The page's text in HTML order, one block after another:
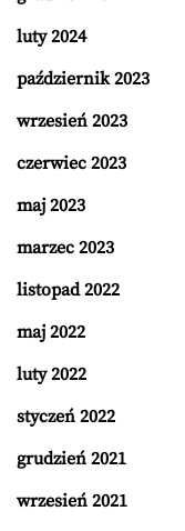
luty 2024
październik 2023
wrzesień 2023
czerwiec 2023
maj 2023
marzec 2023
listopad 2022
maj 2022
luty 2022
styczeń 2022
grudzień 2021
wrzesień 2021